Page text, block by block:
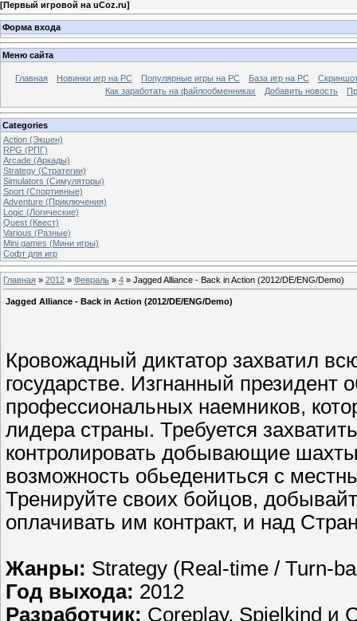
[Первый игровой на uCoz.ru]
Форма входа
Меню сайта
Главная Новинки игр на PC Популярные игры на PC База игр на РС
Как заработать на файлообменниках
Добавить новость
Categories
Action (Экшен)
RPG (РПГ)
Arcade (Аркады)
Strategy (Стратегии)
Simulators (Симуляторы)
Sport (Спортивные)
Adventure (Приключения)
Logic (Логические)
Quest (Квест)
Various (Разные)
Mini games (Мини игры)
Софт для игр
Главная » 2012 » Февраль » 4 » Jagged Alliance - Back in Action (2012/DE/ENG/Demo)
Jagged Alliance - Back in Action (2012/DE/ENG/Demo)
Кровожадный диктатор захватил
государстве. Изгнанный президент
профессиональных наемников,
лидера страны. Требуется
контролировать добывающие
возможность обьедениться с
Тренируйте своих бойцов,
оплачивать им контракт, и над
Жанры: Strategy (Real-time / Turn-
Год выхода: 2012
Разработчик: Coreplay, Spielkind и